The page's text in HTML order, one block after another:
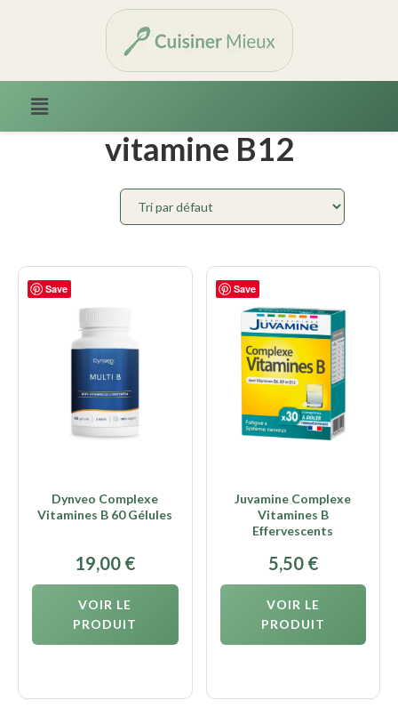
vitamine B12
Save
Dynveo Complexe
Vitamines B 60 Gélules
19,00 €
VOIR LE
PRODUIT
Save
Juvamine Complexe
Vitamines B
Effervescents
5,50 €
VOIR LE
PRODUIT